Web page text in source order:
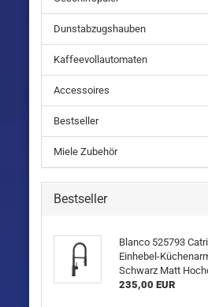
Dunstabzugshauben
Kaffeevollautomaten
Accessoires
Bestseller
Miele Zubehör
Bestseller
Blanco 525793
Einhebel-
Schwarz Matt
235,00 EUR